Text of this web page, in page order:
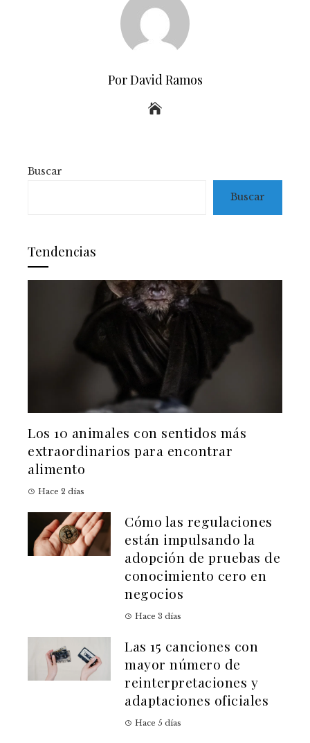
Por David Ramos
Buscar
Buscar
Tendencias
Los 10 animales con sentidos más
extraordinarios para encontrar
alimento
Hace 2 días
Cómo las regulaciones
están impulsando la
adopción de pruebas de
conocimiento cero en
negocios
Hace 3 días
Las 15 canciones con
mayor número de
reinterpretaciones y
adaptaciones oficiales
Hace 5 días